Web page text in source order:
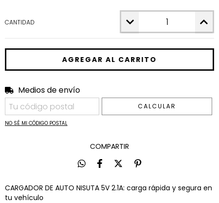
CANTIDAD
Entregas para el CP:
Medios de envío
CALCULAR
NO SÉ MI CÓDIGO POSTAL
COMPARTIR
CARGADOR DE AUTO NISUTA 5V 2.1A: carga rápida y segura en
tu vehículo